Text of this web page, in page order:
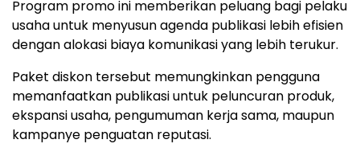
Program promo ini memberikan peluang bagi pelaku
usaha untuk menyusun agenda publikasi lebih efisien
dengan alokasi biaya komunikasi yang lebih terukur.
Paket diskon tersebut memungkinkan pengguna
memanfaatkan publikasi untuk peluncuran produk,
ekspansi usaha, pengumuman kerja sama, maupun
kampanye penguatan reputasi.